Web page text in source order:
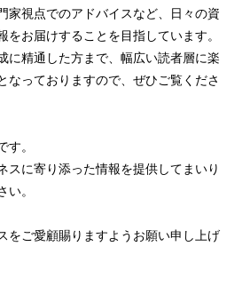
家視点でのアドバイスなど、日々の資
をお届けすることを目指しています。
に精通した方まで、幅広い読者層に楽
なっておりますので、ぜひご覧くださ
す。
スに寄り添った情報を提供してまいり
い。
をご愛顧賜りますようお願い申し上げ